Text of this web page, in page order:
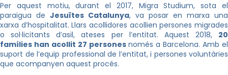
Per aquest motiu, durant el 2017, Migra Studium, sota el
paraigua de Jesuïtes Catalunya, va posar en marxa una
xarxa d’hospitalitat. Llars acollidores acollien persones migrades
o sol·licitants d’asil, ateses per l’entitat. Aquest 2018, 20
famílies han acollit 27 persones només a Barcelona. Amb el
suport de l’equip professional de l’entitat, i persones voluntàries
que acompanyen aquest procés.